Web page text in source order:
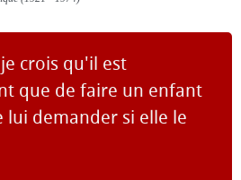
crois qu'il est
que de faire un enfant
lui demander si elle le